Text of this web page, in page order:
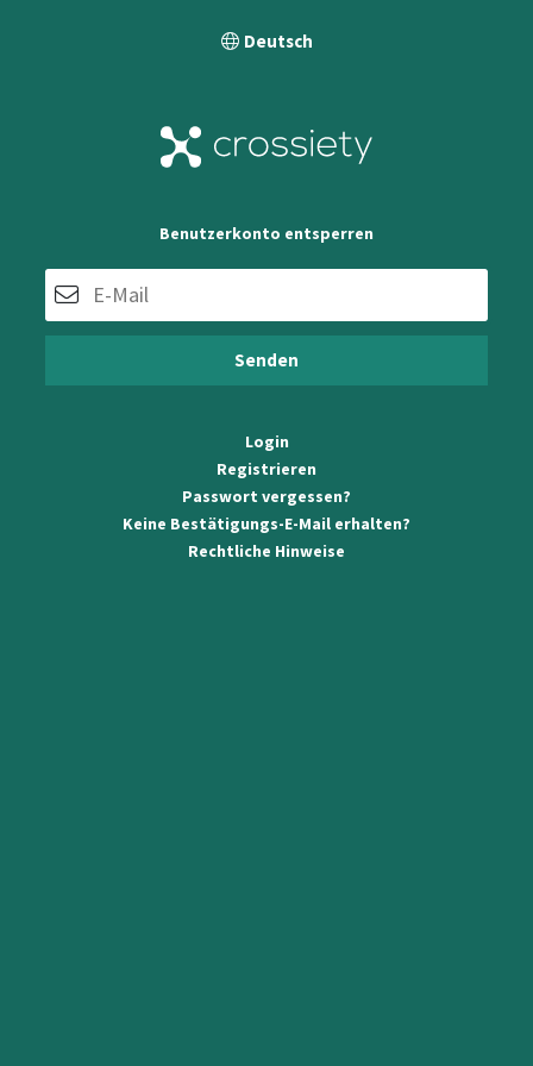
Benutzerkonto entsperren
Login
Registrieren
Passwort vergessen?
Keine Bestätigungs-E-Mail erhalten?
Rechtliche Hinweise